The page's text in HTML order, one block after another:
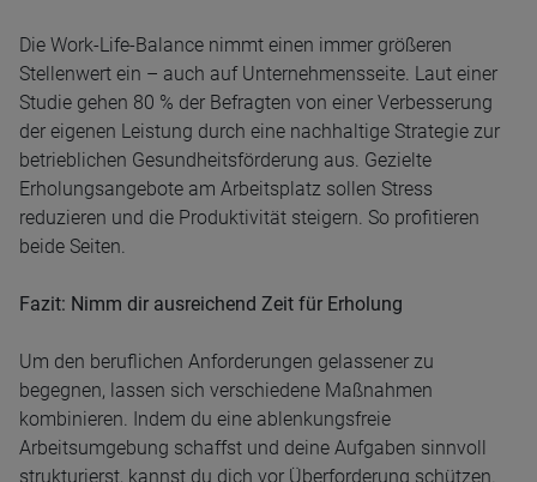
Die Work-Life-Balance nimmt einen immer größeren
Stellenwert ein – auch auf Unternehmensseite. Laut einer
Studie gehen 80 % der Befragten von einer Verbesserung
der eigenen Leistung durch eine nachhaltige Strategie zur
betrieblichen Gesundheitsförderung aus. Gezielte
Erholungsangebote am Arbeitsplatz sollen Stress
reduzieren und die Produktivität steigern. So profitieren
beide Seiten.
Fazit: Nimm dir ausreichend Zeit für Erholung
Um den beruflichen Anforderungen gelassener zu
begegnen, lassen sich verschiedene Maßnahmen
kombinieren. Indem du eine ablenkungsfreie
Arbeitsumgebung schaffst und deine Aufgaben sinnvoll
strukturierst, kannst du dich vor Überforderung schützen.